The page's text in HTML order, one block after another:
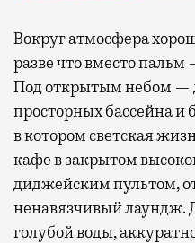
Вокруг атмосфера
разве что вместо
Под открытым небом —
просторных бассейна и
в котором светская
кафе в закрытом
диджейским пультом,
ненавязчивый лаундж.
голубой воды,